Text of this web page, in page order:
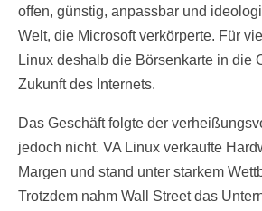
offen, günstig, anpassbar und
Welt, die Microsoft verkörperte. Für
Linux deshalb die Börsenkarte in die
Zukunft des Internets.
Das Geschäft folgte der
jedoch nicht. VA Linux verkaufte
Margen und stand unter starkem
Trotzdem nahm Wall Street das